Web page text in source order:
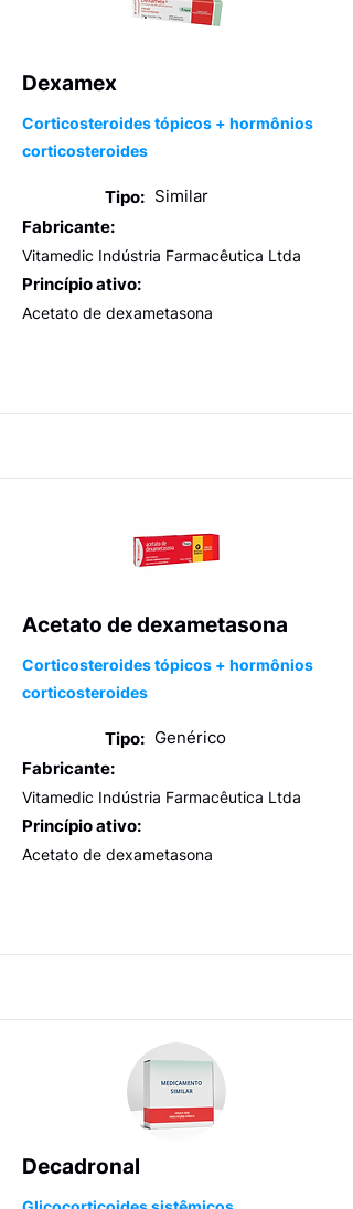
Dexamex
Corticosteroides tópicos + hormônios
corticosteroides
Tipo: Similar
Fabricante:
Vitamedic Indústria Farmacêutica Ltda
Princípio ativo:
Acetato de dexametasona
Acetato de dexametasona
Corticosteroides tópicos + hormônios
corticosteroides
Tipo: Genérico
Fabricante:
Vitamedic Indústria Farmacêutica Ltda
Princípio ativo:
Acetato de dexametasona
Decadronal